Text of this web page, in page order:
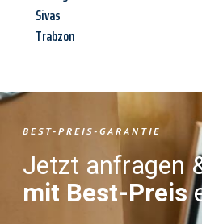
Sivas
Trabzon
BEST-PREIS-GARANTIE
Jetzt anfragen
mit Best-Preis